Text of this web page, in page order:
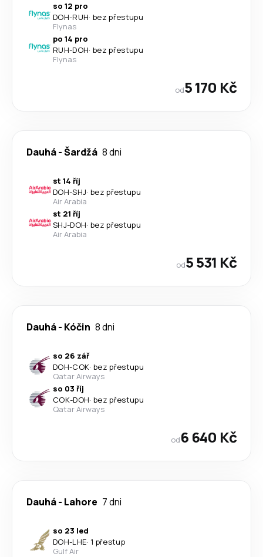
so 12 pro
DOH-RUH· bez přestupu
Flynas
po 14 pro
RUH-DOH· bez přestupu
Flynas
od5 170 Kč
Dauhá-Šardžá 8 dni
st 14 říj
DOH-SHJ· bez přestupu
Air Arabia
st 21 říj
SHJ-DOH· bez přestupu
Air Arabia
od5 531 Kč
Dauhá- Kóčin 8 dni
so 26 zář
DOH-COK· bez přestupu
Qatar Airways
so 03 říj
COK-DOH· bez přestupu
Qatar Airways
od6 640 Kč
Dauhá- Lahore 7 dni
so 23 led
DOH-LHE· 1 přestup
Gulf Air